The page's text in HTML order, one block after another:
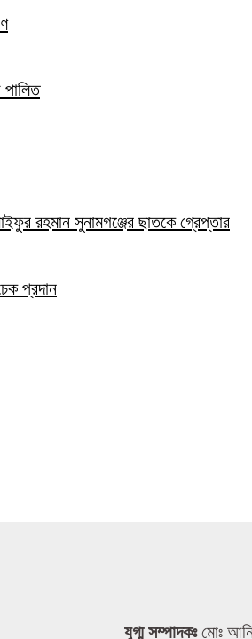
পালিত
রহমান সুনামগঞ্জের ছাতকে গ্রেপ্তার
প্রদান
যুগ্ম সম্পাদকঃমোঃ